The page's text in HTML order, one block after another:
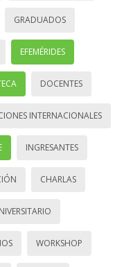
GRADUADOS
EFEMÉRIDES
DOCENTES
INTERNACIONALES
INGRESANTES
CHARLAS
WORKSHOP